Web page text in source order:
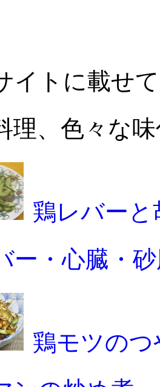
イトに載せ
理、色々な
鶏レバー
ー・心臓・
鶏モツのつ